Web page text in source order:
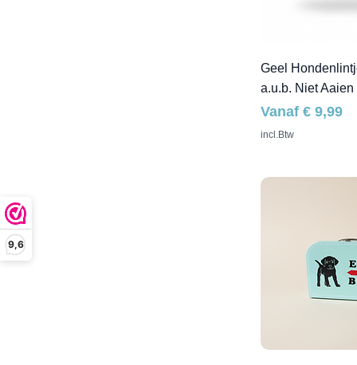
9,6
Geel
a.u.b. Niet Aaien
Vanaf€ 9,99
Verkoopprijs
incl.Btw